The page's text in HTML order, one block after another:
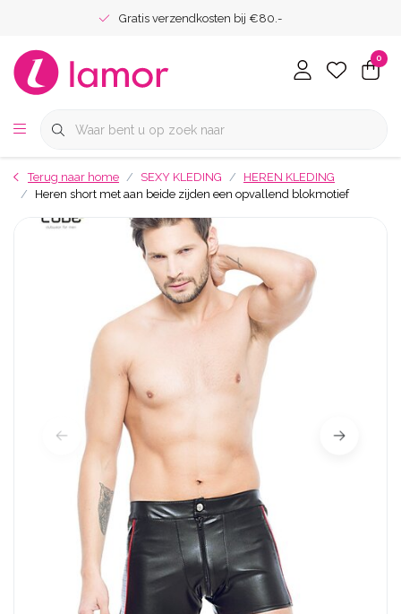
Gratis verzendkosten bij €80.-
0
Terug naar home SEXY KLEDING
HEREN KLEDING
Heren short met aan beide zijden een opvallend blokmotief